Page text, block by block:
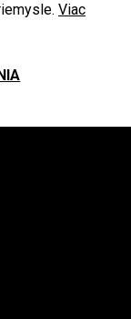
Viac